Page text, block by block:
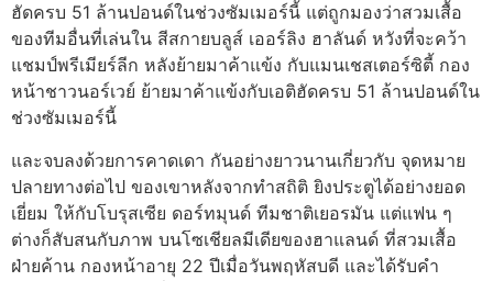
ฮัดครบ 51 ล้านปอนด์ในช่วงซัมเมอร์นี้ แต่ถูกมองว่าสวมเสื้อ
ของทีมอื่นที่เล่นใน สีสกายบลูส์ เออร์ลิง ฮาลันด์ หวังที่จะคว้า
แชมป์พรีเมียร์ลีก หลังย้ายมาค้าแข้ง กับแมนเชสเตอร์ซิตี้ กอง
หน้าชาวนอร์เวย์ ย้ายมาค้าแข้งกับเอติฮัดครบ 51 ล้านปอนด์ใน
ช่วงซัมเมอร์นี้
และจบลงด้วยการคาดเดา กันอย่างยาวนานเกี่ยวกับ จุดหมาย
ปลายทางต่อไป ของเขาหลังจากทําสถิติ ยิงประตูได้อย่างยอด
เยี่ยม ให้กับโบรุสเซีย ดอร์ทมุนด์ ทีมชาติเยอรมัน แต่แฟน ๆ
ต่างก็สับสนกับภาพ บนโซเชียลมีเดียของฮาแลนด์ ที่สวมเสื้อ
ฝ่ายค้าน กองหน้าอายุ 22 ปีเมื่อวันพฤหัสบดี และได้รับคํา